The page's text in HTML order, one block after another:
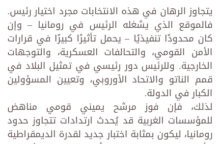
يتجاوز الرهان في هذه الانتخابات مجرد اختيار رئيس.
فالموقع الذي يشغله الرئيس في رومانيا – وإن
كان محدودًا تنفيذيًا – يحمل تأثيرًا كبيرًا في قرارات
الأمن القومي، والتحالفات العسكرية، والتوجهات
الخارجية. وللرئيس دور رئيسي في تمثيل البلاد في
قمم الناتو والاتحاد الأوروبي، وتعيين المسؤولين
الكبار في الدولة.
لذلك، فإن فوز مرشح يميني قومي مناهض
للمؤسسات الغربية قد يُحدث ارتدادات تتجاوز حدود
رومانيا، ليكون بمثابة اختبار جديد لقدرة الديمقراطية